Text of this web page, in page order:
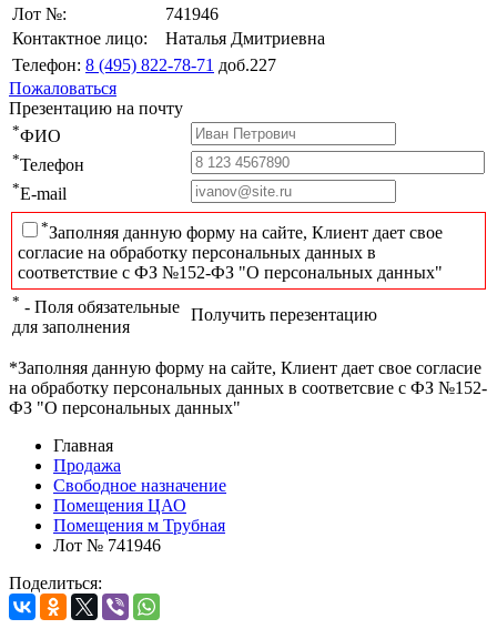
Лот №:
741946
Контактное лицо:
Наталья Дмитриевна
Телефон: 8 (495) 822-78-71 доб.227
Пожаловаться
Презентацию на почту
*ФИО
*Телефон
*E-mail
*Заполняя данную форму на сайте, Клиент дает свое
согласие на обработку персональных данных в
соответствие с ФЗ №152-ФЗ "О персональных данных"
* - Поля обязательные
для заполнения
Получить перезентацию
*Заполняя данную форму на сайте, Клиент дает свое согласие
на обработку персональных данных в соответсвие с ФЗ №152-
ФЗ "О персональных данных"
Главная
Продажа
Свободное назначение
Помещения ЦАО
Помещения м Трубная
Лот № 741946
Поделиться: